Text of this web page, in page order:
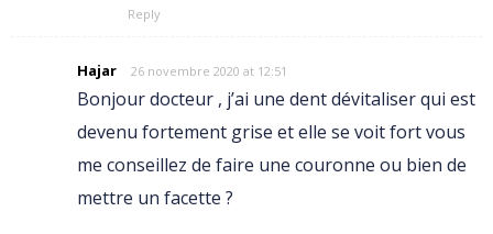
Reply
Hajar 26 novembre 2020 at 12:51
Bonjour docteur , j’ai une dent dévitaliser qui est
devenu fortement grise et elle se voit fort vous
me conseillez de faire une couronne ou bien de
mettre un facette ?